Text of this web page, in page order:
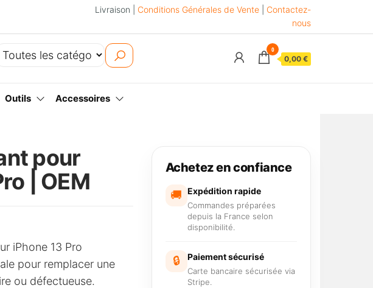
Livraison | Conditions Générales de Vente
Contactez-
nous
0
0,00 €
Outils Accessoires
pour
| OEM
iPhone 13 Pro
pour remplacer une
ou défectueuse.
Achetez en confiance
🚚 Expédition rapide
Commandes préparées
depuis la France selon
disponibilité.
🔒 Paiement sécurisé
Carte bancaire sécurisée via
Stripe.